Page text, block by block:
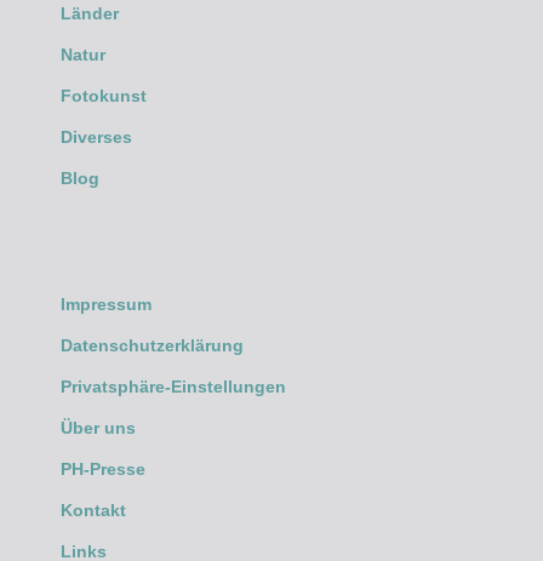
Länder
Natur
Fotokunst
Diverses
Blog
Impressum
Datenschutzerklärung
Privatsphäre-Einstellungen
Über uns
PH-Presse
Kontakt
Links